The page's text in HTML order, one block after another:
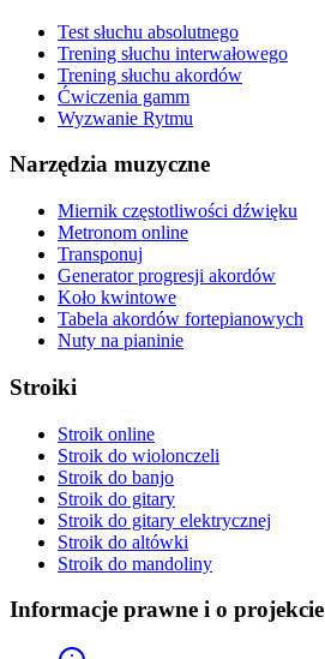
Test słuchu absolutnego
Trening słuchu interwałowego
Trening słuchu akordów
Ćwiczenia gamm
Wyzwanie Rytmu
Narzędzia muzyczne
Miernik częstotliwości dźwięku
Metronom online
Transponuj
Generator progresji akordów
Koło kwintowe
Tabela akordów fortepianowych
Nuty na pianinie
Stroiki
Stroik online
Stroik do wiolonczeli
Stroik do banjo
Stroik do gitary
Stroik do gitary elektrycznej
Stroik do altówki
Stroik do mandoliny
Informacje prawne i o projekcie